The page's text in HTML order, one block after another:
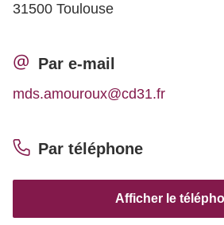
31500 Toulouse
Par téléphone
Afficher le
Par e-mail
mds.amouroux@cd31.fr